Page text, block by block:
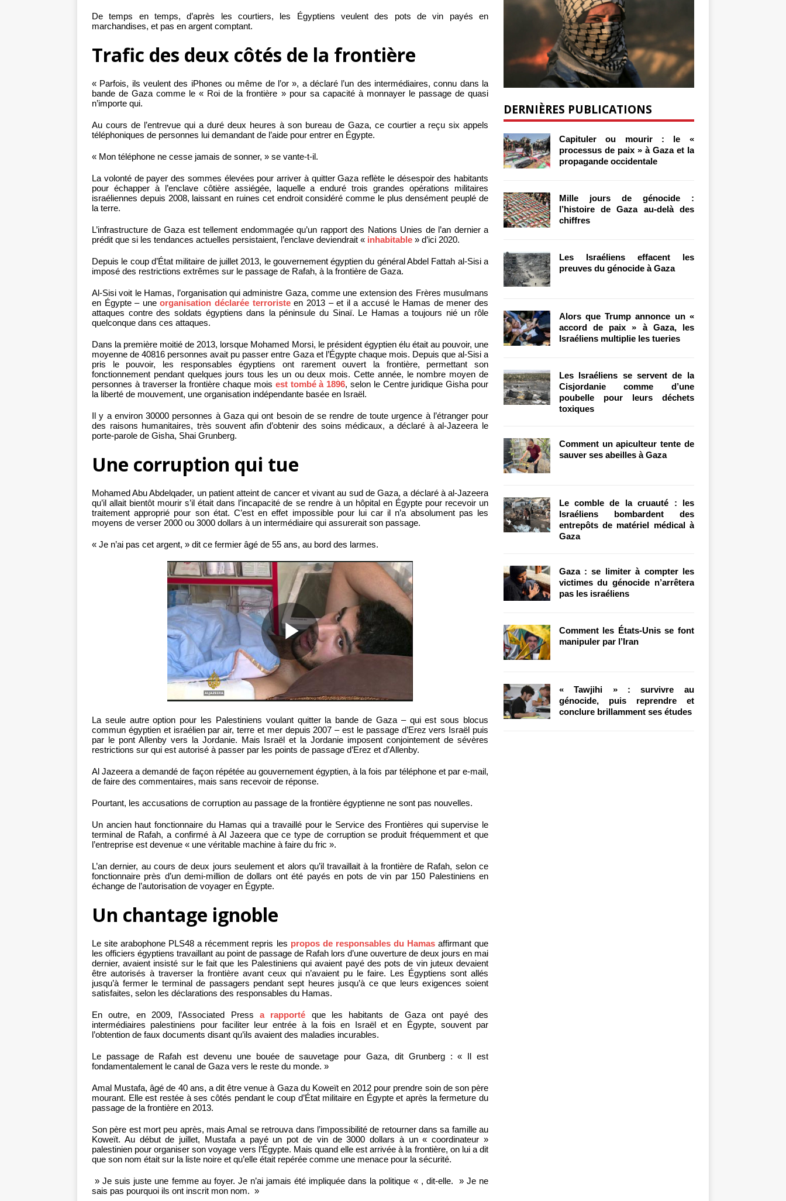
De temps en temps, d’après les courtiers, les Égyptiens veulent des pots de vin payés en
marchandises, et pas en argent comptant.
Trafic des deux côtés de la frontière
« Parfois, ils veulent des iPhones ou même de l’or », a déclaré l’un des intermédiaires, connu dans la
bande de Gaza comme le « Roi de la frontière » pour sa capacité à monnayer le passage de quasi
n’importe qui.
Au cours de l’entrevue qui a duré deux heures à son bureau de Gaza, ce courtier a reçu six appels
téléphoniques de personnes lui demandant de l’aide pour entrer en Égypte.
« Mon téléphone ne cesse jamais de sonner, » se vante-t-il.
La volonté de payer des sommes élevées pour arriver à quitter Gaza reflète le désespoir des habitants
pour échapper à l’enclave côtière assiégée, laquelle a enduré trois grandes opérations militaires
israéliennes depuis 2008, laissant en ruines cet endroit considéré comme le plus densément peuplé de
la terre.
L’infrastructure de Gaza est tellement endommagée qu’un rapport des Nations Unies de l’an dernier a
prédit que si les tendances actuelles persistaient, l’enclave deviendrait « inhabitable » d’ici 2020.
Depuis le coup d’État militaire de juillet 2013, le gouvernement égyptien du général Abdel Fattah al-Sisi a
imposé des restrictions extrêmes sur le passage de Rafah, à la frontière de Gaza.
Al-Sisi voit le Hamas, l’organisation qui administre Gaza, comme une extension des Frères musulmans
en Égypte – uneorganisation déclarée terroristeen 2013 – et il a accusé le Hamas de mener des
attaques contre des soldats égyptiens dans la péninsule du Sinaï. Le Hamas a toujours nié un rôle
quelconque dans ces attaques.
Dans la première moitié de 2013, lorsque Mohamed Morsi, le président égyptien élu était au pouvoir, une
moyenne de 40816 personnes avait pu passer entre Gaza et l’Égypte chaque mois. Depuis que al-Sisi a
pris le pouvoir, les responsables égyptiens ont rarement ouvert la frontière, permettant son
fonctionnement pendant quelques jours tous les un ou deux mois. Cette année, le nombre moyen de
personnes à traverser la frontière chaque mois est tombé à 1896, selon le Centre juridique Gisha pour
la liberté de mouvement, une organisation indépendante basée en Israël.
Il y a environ 30000 personnes à Gaza qui ont besoin de se rendre de toute urgence à l’étranger pour
des raisons humanitaires, très souvent afin d’obtenir des soins médicaux, a déclaré à al-Jazeera le
porte-parole de Gisha, Shai Grunberg.
Une corruption qui tue
Mohamed Abu Abdelqader, un patient atteint de cancer et vivant au sud de Gaza, a déclaré à al-Jazeera
qu’il allait bientôt mourir s’il était dans l’incapacité de se rendre à un hôpital en Égypte pour recevoir un
traitement approprié pour son état. C’est en effet impossible pour lui car il n’a absolument pas les
moyens de verser 2000 ou 3000 dollars à un intermédiaire qui assurerait son passage.
« Je n’ai pas cet argent, » dit ce fermier âgé de 55 ans, au bord des larmes.
La seule autre option pour les Palestiniens voulant quitter la bande de Gaza – qui est sous blocus
commun égyptien et israélien par air, terre et mer depuis 2007 – est le passage d’Erez vers Israël puis
par le pont Allenby vers la Jordanie. Mais Israël et la Jordanie imposent conjointement de sévères
restrictions sur qui est autorisé à passer par les points de passage d’Erez et d’Allenby.
Al Jazeera a demandé de façon répétée au gouvernement égyptien, à la fois par téléphone et par e-mail,
de faire des commentaires, mais sans recevoir de réponse.
Pourtant, les accusations de corruption au passage de la frontière égyptienne ne sont pas nouvelles.
Un ancien haut fonctionnaire du Hamas qui a travaillé pour le Service des Frontières qui supervise le
terminal de Rafah, a confirmé à Al Jazeera que ce type de corruption se produit fréquemment et que
l’entreprise est devenue « une véritable machine à faire du fric ».
L’an dernier, au cours de deux jours seulement et alors qu’il travaillait à la frontière de Rafah, selon ce
fonctionnaire près d’un demi-million de dollars ont été payés en pots de vin par 150 Palestiniens en
échange de l’autorisation de voyager en Égypte.
Un chantage ignoble
Le site arabophone PLS48 a récemment repris les propos de responsables du Hamasaffirmant que
les officiers égyptiens travaillant au point de passage de Rafah lors d’une ouverture de deux jours en mai
dernier, avaient insisté sur le fait que les Palestiniens qui avaient payé des pots de vin juteux devaient
être autorisés à traverser la frontière avant ceux qui n’avaient pu le faire. Les Égyptiens sont allés
jusqu’à fermer le terminal de passagers pendant sept heures jusqu’à ce que leurs exigences soient
satisfaites, selon les déclarations des responsables du Hamas.
En outre, en 2009, l’Associated Pressa rapporté que les habitants de Gaza ont payé des
intermédiaires palestiniens pour faciliter leur entrée à la fois en Israël et en Égypte, souvent par
l’obtention de faux documents disant qu’ils avaient des maladies incurables.
Le passage de Rafah est devenu une bouée de sauvetage pour Gaza, dit Grunberg : « Il est
fondamentalement le canal de Gaza vers le reste du monde. »
Amal Mustafa, âgé de 40 ans, a dit être venue à Gaza du Koweït en 2012 pour prendre soin de son père
mourant. Elle est restée à ses côtés pendant le coup d’État militaire en Égypte et après la fermeture du
passage de la frontière en 2013.
Son père est mort peu après, mais Amal se retrouva dans l’impossibilité de retourner dans sa famille au
Koweït. Au début de juillet, Mustafa a payé un pot de vin de 3000 dollars à un « coordinateur »
palestinien pour organiser son voyage vers l’Égypte. Mais quand elle est arrivée à la frontière, on lui a dit
que son nom était sur la liste noire et qu’elle était repérée comme une menace pour la sécurité.
» Je suis juste une femme au foyer. Je n’ai jamais été impliquée dans la politique « , dit-elle. » Je ne
sais pas pourquoi ils ont inscrit mon nom. »
DERNIÈRES PUBLICATIONS
Capituler ou mourir : le «
processus de paix » à Gaza et la
propagande occidentale
Mille jours de génocide :
l’histoire de Gaza au-delà des
chiffres
Les Israéliens effacent les
preuves du génocide à Gaza
Alors que Trump annonce un «
accord de paix » à Gaza, les
Israéliens multiplie les tueries
Les Israéliens se servent de la
Cisjordanie comme d’une
poubelle pour leurs déchets
toxiques
Comment un apiculteur tente de
sauver ses abeilles à Gaza
Le comble de la cruauté : les
Israéliens bombardent des
entrepôts de matériel médical à
Gaza
Gaza : se limiter à compter les
victimes du génocide n’arrêtera
pas les israéliens
Comment les États-Unis se font
manipuler par l’Iran
« Tawjihi » : survivre au
génocide, puis reprendre et
conclure brillamment ses études